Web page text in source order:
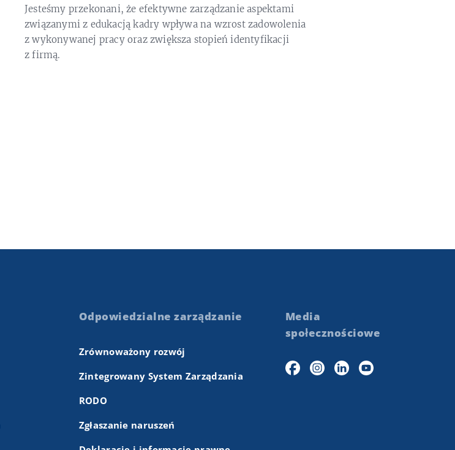
Jesteśmy przekonani, że efektywne zarządzanie aspektami
związanymi z edukacją kadry wpływa na wzrost zadowolenia
z wykonywanej pracy oraz zwiększa stopień identyfikacji
z firmą.
Odpowiedzialne zarządzanie
Zrównoważony rozwój
Zintegrowany System Zarządzania
RODO
Zgłaszanie naruszeń
Media
społecznościowe